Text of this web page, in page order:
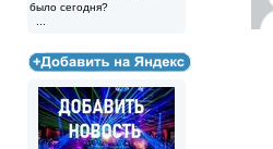
было сегодня?